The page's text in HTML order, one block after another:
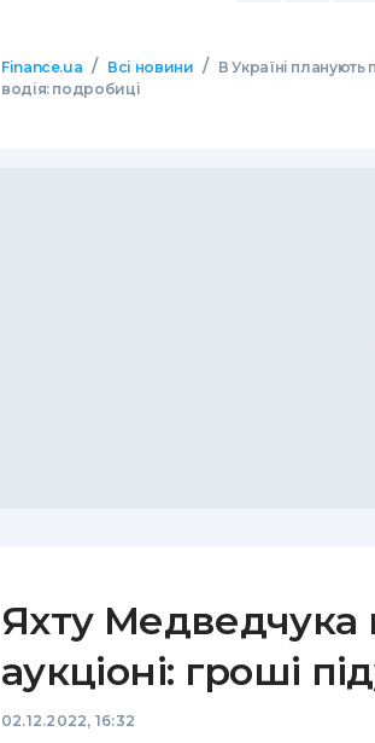
Finance.ua / Всі новини / В Україні планують
водія: подробиці
Яхту Медведчука
аукціоні: гроші
02.12.2022, 16:32